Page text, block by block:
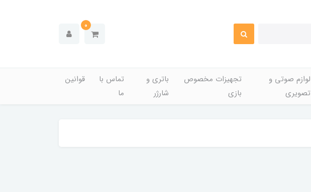
0
لوازم صوتی و
تصویری
تجهیزات مخصوص
بازی
باتری و
شارژر
تماس با
ما
قوانین